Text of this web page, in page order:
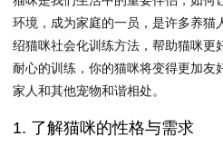
环境，成为家庭的一员，是许多养猫
绍猫咪社会化训练方法，帮助猫咪更
耐心的训练，你的猫咪将变得更加友
家人和其他宠物和谐相处。
1. 了解猫咪的性格与需求